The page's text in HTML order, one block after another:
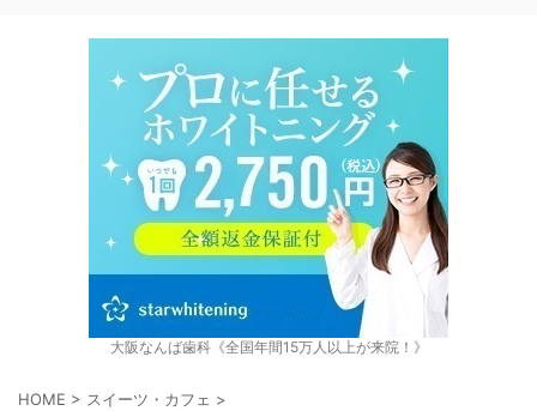
大阪なんば歯科《全国年間15万人以上が来院！》
HOME > スイーツ・カフェ >